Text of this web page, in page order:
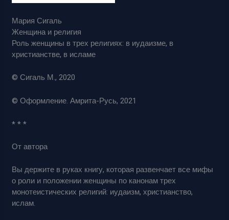
Мария Сигаль
Женщина и религия
Роль женщины в трех религиях: в иудаизме, в
христианстве, в исламе
© Сигаль М., 2020
© Оформление. Амрита-Русь, 2021
* * *
От автора
Вы держите в руках книгу, которая развенчает все мифы
о роли и положении женщины по канонам трех
монотеистических религий: иудаизм, христианство,
ислам.